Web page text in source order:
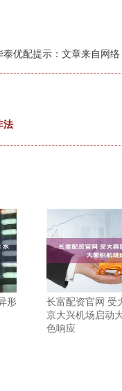
泰优配提示：文章来自网络
法
形
长富配资官网 受
京大兴机场启动
色响应